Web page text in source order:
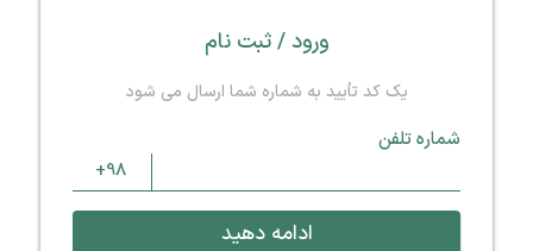
ورود / ثبت نام
یک کد تأیید به شماره شما ارسال می شود
شماره تلفن
ادامه دهید